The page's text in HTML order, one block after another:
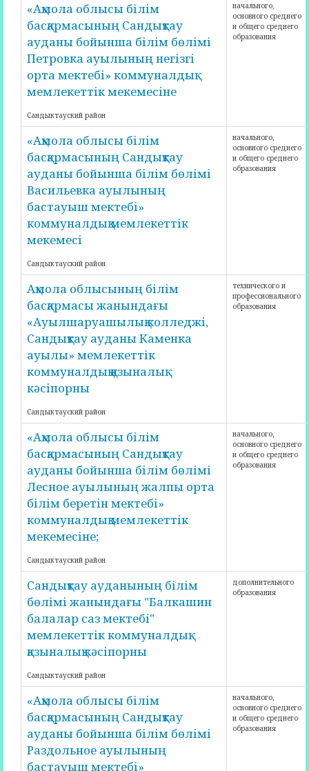
«Ақмола облысы білім
басқармасының Сандықтау
ауданы бойынша білім бөлімі
Петровка ауылының негізгі
орта мектебі» коммуналдық
мемлекеттік мекемесіне
Сандыктауский район
начального,
основного среднего
и общего среднего
образования
«Ақмола облысы білім
басқармасының Сандықтау
ауданы бойынша білім бөлімі
Васильевка ауылының
бастауыш мектебі»
коммуналдық мемлекеттік
мекемесі
Сандыктауский район
начального,
основного среднего
и общего среднего
образования
Ақмола облысының білім
басқармасы жанындағы
«Ауылшаруашылық колледжі,
Сандықтау ауданы Каменка
ауылы» мемлекеттік
коммуналдық қазыналық
кәсіпорны
Сандыктауский район
технического и
профессионального
образования
«Ақмола облысы білім
басқармасының Сандықтау
ауданы бойынша білім бөлімі
Лесное ауылының жалпы орта
білім беретін мектебі»
коммуналдық мемлекеттік
мекемесіне;
Сандыктауский район
начального,
основного среднего
и общего среднего
образования
Сандықтау ауданының білім
бөлімі жанындағы "Балкашин
балалар саз мектебі"
мемлекеттік коммуналдық
қазыналық кәсіпорны
Сандыктауский район
дополнительного
образования
«Ақмола облысы білім
басқармасының Сандықтау
ауданы бойынша білім бөлімі
Раздольное ауылының
бастауыш мектебі»
начального,
основного среднего
и общего среднего
образования